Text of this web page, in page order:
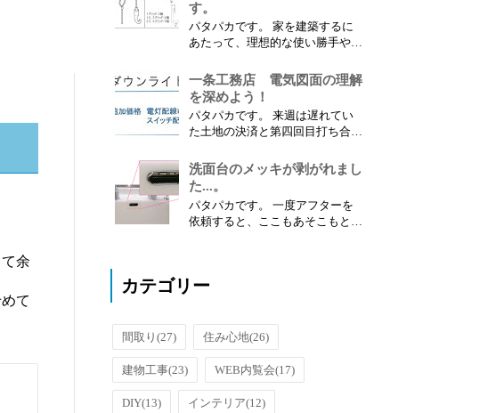
余
て
す。
パタパカです。 家を建築するに
あたって、理想的な使い勝手や好
ンも人それぞれだと思います。
採用しなかったオプションは素直
に諦めるしかないのかもしれませ
んが、中にはDIYして 代替品を取
り付けることも可能 な場合があ
一条工務店 電気図面の理解
を深めよう！
パタパカです。 来週は遅れてい
た土地の決済と第四回目打ち合わ
す。 今から気合を入れて準備し
たいと思います。 １．電気図面
が提案されました 先日、設計士
から修正された最新の間取り図面
と電気図面をいただきました。
洗面台のメッキが剥がれまし
た...。
パタパカです。 一度アフターを
依頼すると、ここもあそこもと
レポートします。 １．補修箇所
ているのです...
カテゴリー
間取り (27) 住み心地(26)
建物工事(23) WEB内覧会(17)
DIY(13) インテリア(12)